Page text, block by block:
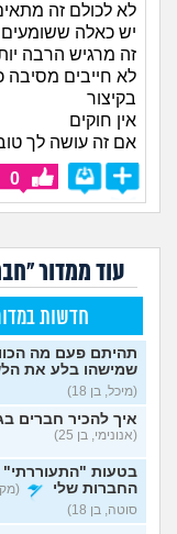
לא לכולם זה
יש כאלה ששומעים
זה מרגיש הרבה
לא חייבים מסיבה
בקיצור
אין חוקים
אם זה עושה לך
0
עוד ממדור
חדשות
תהיתם פעם מה
שמישהו בלע את
(מיכל, בן 18)
איך להכיר חברים
(אנונימי, בן 25)
בטעות
החברות שלי
סוטה, בן 18)